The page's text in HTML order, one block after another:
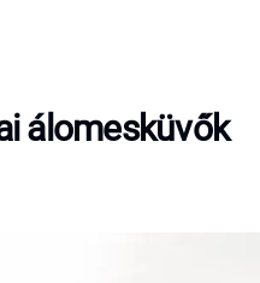
álomesküvők